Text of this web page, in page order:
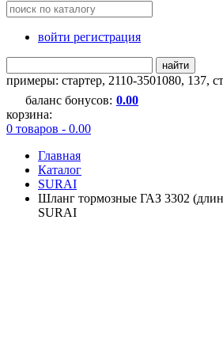
войти регистрация
найти
примеры: стартер, 2110-3501080, 137,
баланс бонусов: 0.00
корзина:
0 товаров - 0.00
Главная
Каталог
SURAI
Шланг тормозные ГАЗ 3302
SURAI